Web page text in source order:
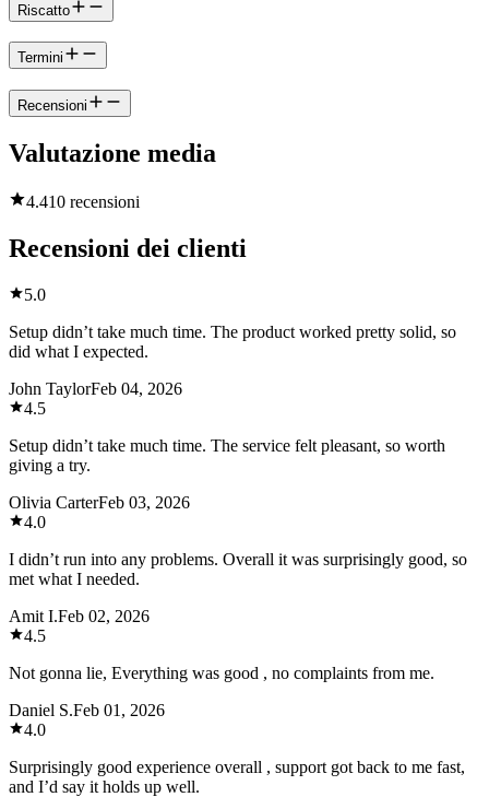
Riscatto
Termini
Recensioni
Valutazione media
4.410 recensioni
Recensioni dei clienti
5.0
Setup didn’t take much time. The product worked pretty solid, so
did what I expected.
John TaylorFeb 04, 2026
4.5
Setup didn’t take much time. The service felt pleasant, so worth
giving a try.
Olivia CarterFeb 03, 2026
4.0
I didn’t run into any problems. Overall it was surprisingly good, so
met what I needed.
Amit I.Feb 02, 2026
4.5
Not gonna lie, Everything was good , no complaints from me.
Daniel S.Feb 01, 2026
4.0
Surprisingly good experience overall , support got back to me fast,
and I’d say it holds up well.